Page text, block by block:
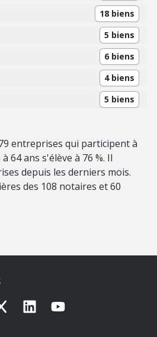
18 biens
5 biens
6 biens
4 biens
5 biens
entreprises qui participent à
64 ans s'élève à 76 %. Il
depuis les derniers mois.
des 108 notaires et 60
LinkedInYouTube